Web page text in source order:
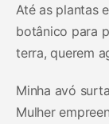
Até as plantas
botânico para
terra, querem
Minha avó
Mulher